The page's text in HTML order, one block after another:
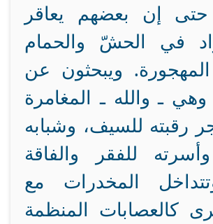
حتى إن بعضهم يعاقر
في الحشّ والحمام
المهجورة. ويبحثون عن
وهي ـ والله ـ المغامرة
رقبته للسيف، وشبابه
للفقر والفاقة
المخدرات مع
كالعصابات المنظمة